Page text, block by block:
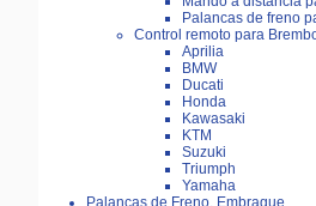
Palancas de freno
Control remoto para
Aprilia
BMW
Ducati
Honda
Kawasaki
KTM
Suzuki
Triumph
Yamaha
Palancas de Freno, Embrague